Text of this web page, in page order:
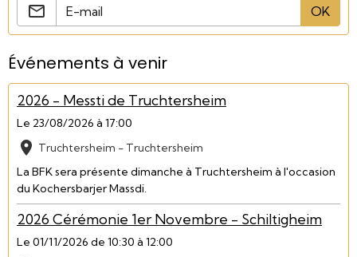
OK
Événements à venir
2026 - Messti de Truchtersheim
Le 23/08/2026 à 17:00
Truchtersheim - Truchtersheim
La BFK sera présente dimanche à Truchtersheim à l'occasion
du Kochersbarjer Massdi.
2026 Cérémonie 1er Novembre - Schiltigheim
Le 01/11/2026 de 10:30 à 12:00